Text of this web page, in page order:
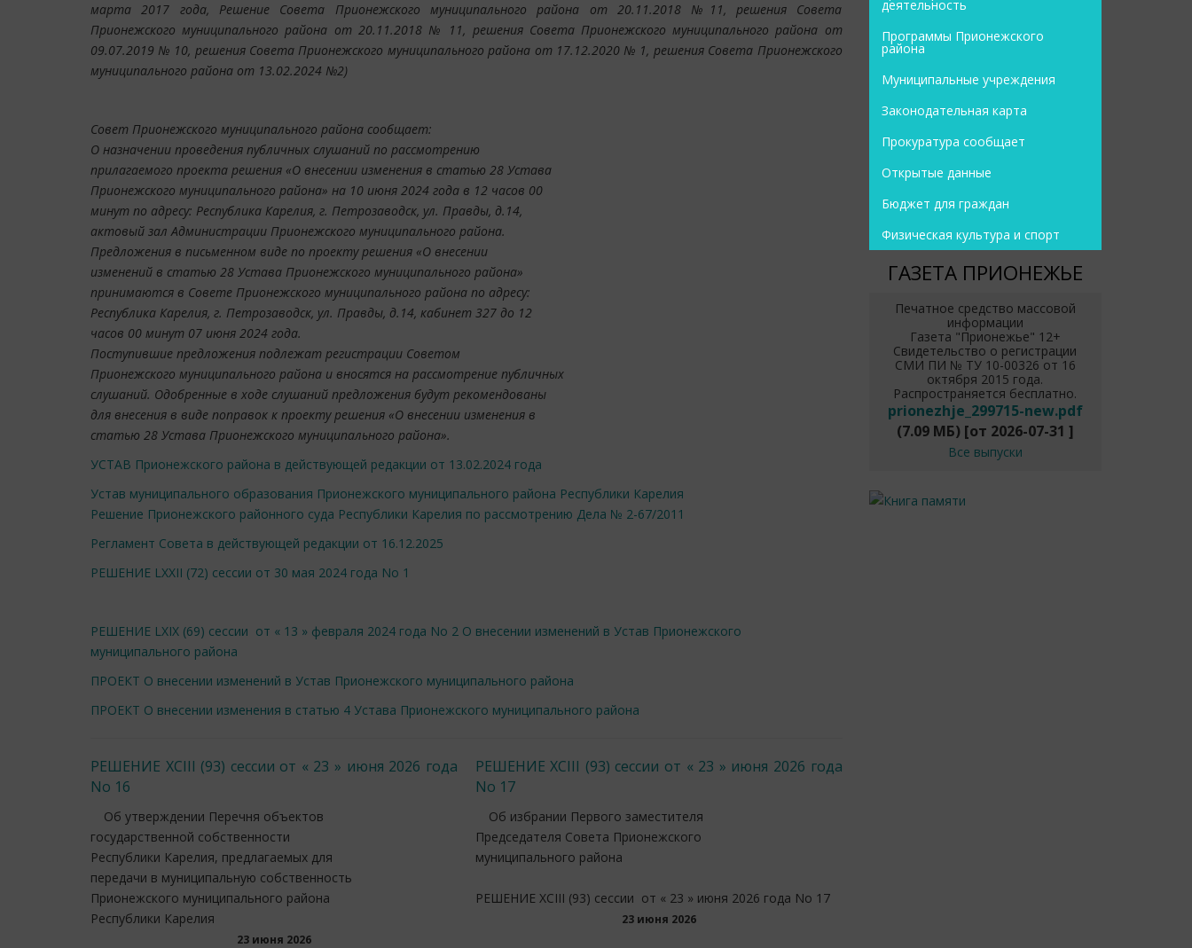
марта 2017 года, Решение Совета Прионежского муниципального района от 20.11.2018 №11, решения Совета
Прионежского муниципального района от 20.11.2018 № 11, решения Совета Прионежского муниципального района от
09.07.2019 № 10, решения Совета Прионежского муниципального района от 17.12.2020 № 1, решения Совета Прионежского
муниципального района от 13.02.2024 №2)
Совет Прионежского муниципального района сообщает:
О назначении проведения публичных слушаний по рассмотрению
прилагаемого проекта решения «О внесении изменения в статью 28 Устава
Прионежского муниципального района» на 10 июня 2024 года в 12 часов 00
минут по адресу: Республика Карелия, г. Петрозаводск, ул. Правды, д.14,
актовый зал Администрации Прионежского муниципального района.
Предложения в письменном виде по проекту решения «О внесении
изменений в статью 28 Устава Прионежского муниципального района»
принимаются в Совете Прионежского муниципального района по адресу:
Республика Карелия, г. Петрозаводск, ул. Правды, д.14, кабинет 327 до 12
часов 00 минут 07 июня 2024 года.
Поступившие предложения подлежат регистрации Советом
Прионежского муниципального района и вносятся на рассмотрение публичных
слушаний. Одобренные в ходе слушаний предложения будут рекомендованы
для внесения в виде поправок к проекту решения «О внесении изменения в
статью 28 Устава Прионежского муниципального района».
УСТАВ Прионежского района в действующей редакции от 13.02.2024 года
Устав муниципального образования Прионежского муниципального района Республики Карелия
Решение Прионежского районного суда Республики Карелия по рассмотрению Дела № 2-67/2011
Регламент Совета в действующей редакции от 16.12.2025
РЕШЕНИЕ LXXII (72) сессии от 30 мая 2024 года No 1
РЕШЕНИЕ LXIX (69) сессии от « 13 » февраля 2024 года No 2 О внесении изменений в Устав Прионежского
муниципального района
ПРОЕКТ О внесении изменений в Устав Прионежского муниципального района
ПРОЕКТ О внесении изменения в статью 4 Устава Прионежского муниципального района
РЕШЕНИЕ XCIII (93) сессии от « 23 » июня 2026 года
No 16
Об утверждении Перечня объектов
государственной собственности
Республики Карелия, предлагаемых для
передачи в муниципальную собственность
Прионежского муниципального района
Республики Карелия
23 июня 2026
РЕШЕНИЕ XCIII (93) сессии от « 23 » июня 2026 года
No 17
Об избрании Первого заместителя
Председателя Совета Прионежского
муниципального района
РЕШЕНИЕ XCIII (93) сессии от « 23 » июня 2026 года No 17
23 июня 2026
деятельность
Программы Прионежского
района
Муниципальные учреждения
Законодательная карта
Прокуратура сообщает
Открытые данные
Бюджет для граждан
Физическая культура и спорт
ГАЗЕТА ПРИОНЕЖЬЕ
Печатное средство массовой
информации
Газета "Прионежье" 12+
Свидетельство о регистрации
СМИ ПИ № ТУ 10-00326 от 16
октября 2015 года.
Распространяется бесплатно.
prionezhje_299715-new.pdf
(7.09 МБ)[от 2026-07-31 ]
Все выпуски